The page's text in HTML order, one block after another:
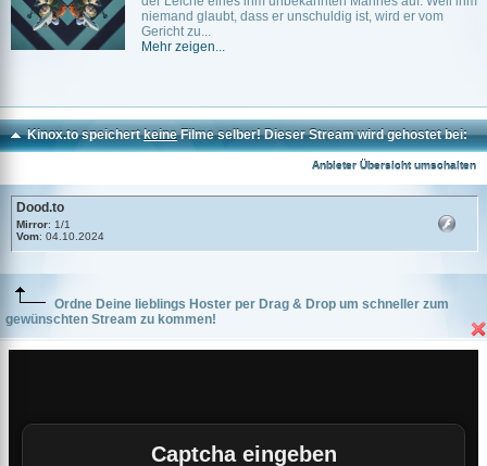
niemand glaubt, dass er unschuldig ist, wird er vom
Gericht zu...
Mehr zeigen...
Kinox.to speichertkeineFilme selber! Dieser Stream wird gehostet bei:
Anbieter Übersicht umschalten
Dood.to
Mirror: 1/1
Vom: 04.10.2024
Ordne Deine lieblings Hoster per Drag & Drop um schneller zum
gewünschten Stream zu kommen!